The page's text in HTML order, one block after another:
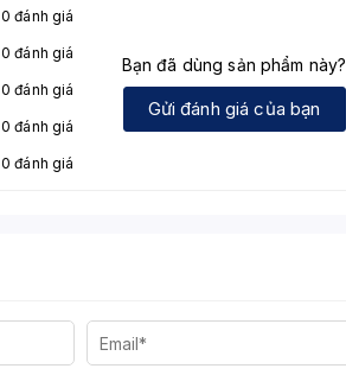
0 đánh giá
0 đánh giá
0 đánh giá
0 đánh giá
0 đánh giá
Bạn đã dùng sản phẩm này?
Gửi đánh giá của bạn